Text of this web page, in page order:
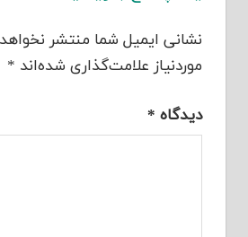
نشانی ایمیل شما منتشر
موردنیاز علامت‌گذاری شده‌اند *
دیدگاه *